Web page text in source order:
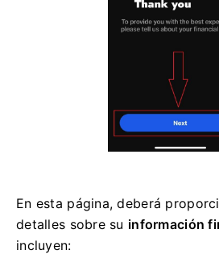
En esta página, deberá
detalles sobre su información
incluyen: